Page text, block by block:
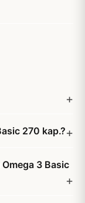
270 kap.?
3 Basic